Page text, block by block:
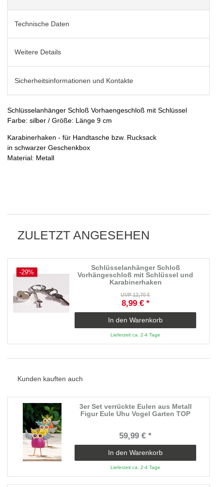
Technische Daten
Weitere Details
Sicherheitsinformationen und Kontakte
Schlüsselanhänger Schloß Vorhaengeschloß mit Schlüssel
Farbe: silber / Größe: Länge 9 cm
Karabinerhaken - für Handtasche bzw. Rucksack
in schwarzer Geschenkbox
Material: Metall
ZULETZT ANGESEHEN
-29%
Schlüsselanhänger Schloß
Vorhängeschloß mit Schlüssel und
Karabinerhaken
UVP 12,70 €
8,99 € *
In den Warenkorb
Lieferzeit ca. 2-4 Tage
Kunden kauften auch
3er Set verrückte Eulen aus Metall
Figur Eule Uhu Vogel Garten TOP
59,99 € *
In den Warenkorb
Lieferzeit ca. 2-4 Tage